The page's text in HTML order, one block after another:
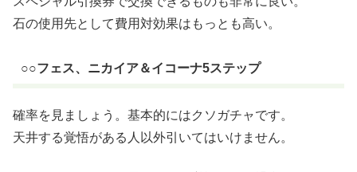
石の使用先として費用対効果はもっとも高い。
○○フェス、ニカイア＆イコーナ5ステップ
確率を見ましょう。基本的にはクソガチャです。
天井する覚悟がある人以外引いてはいけません。